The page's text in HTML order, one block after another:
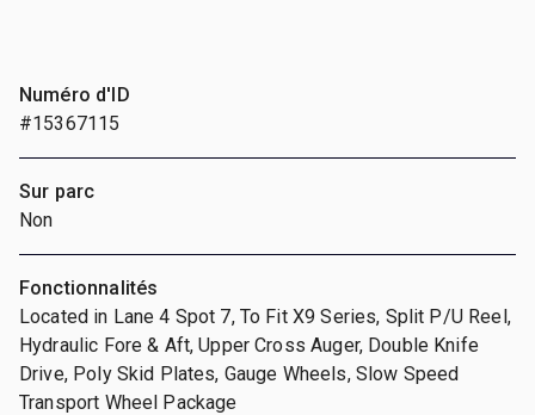
Numéro d'ID
#15367115
Sur parc
Non
Fonctionnalités
Located in Lane 4 Spot 7, To Fit X9 Series, Split P/U Reel,
Hydraulic Fore & Aft, Upper Cross Auger, Double Knife
Drive, Poly Skid Plates, Gauge Wheels, Slow Speed
Transport Wheel Package